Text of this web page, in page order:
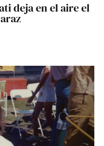
deja en el aire el